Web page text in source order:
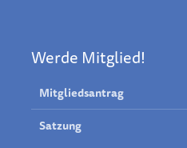
Werde Mitglied!
Mitgliedsantrag
Satzung